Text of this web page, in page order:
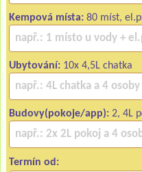
Kempová místa: 80 míst,
Ubytování: 10x 4,5L chatka
Budovy(pokoje/app): 2, 4L
Termín od: